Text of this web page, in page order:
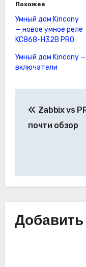
Похожее
Умный дом Kincony
— новое умное реле
KC868-H32B PRO
Умный дом Kincony —
включатели
по
Zabbix vs
почти обзор